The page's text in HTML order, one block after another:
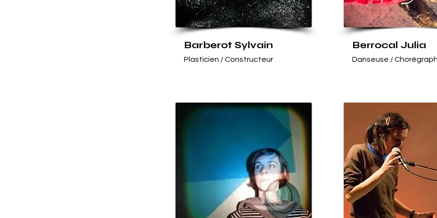
Barberot Sylvain
Plasticien / Constructeur
Berrocal Julia
Danseuse /